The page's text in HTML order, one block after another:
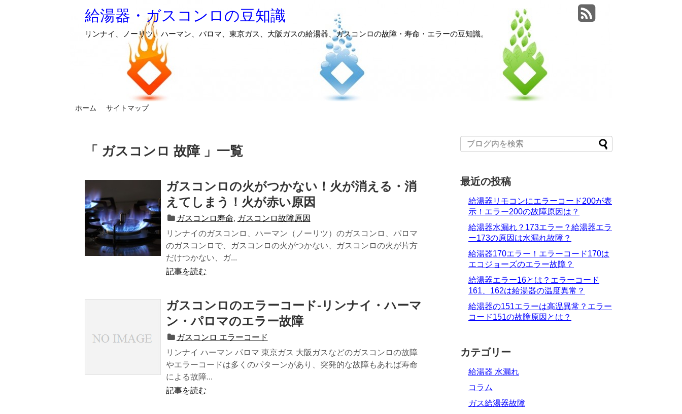
給湯器・ガスコンロの豆知識
リンナイ、ノーリツ、ハーマン、パロマ、東京ガス、大阪ガスの給湯器、ガスコンロの故障・寿命・エラーの豆知識。
ホーム サイトマップ
ガスコンロ 故障 一覧
ガスコンロの火がつかない！火が消える・消
えてしまう！火が赤い原因
ガスコンロ寿命, ガスコンロ故障原因
リンナイのガスコンロ、ハーマン（ノーリツ）のガスコンロ、パロマ
のガスコンロで、ガスコンロの火がつかない、ガスコンロの火が片方
だけつかない、ガ...
記事を読む
ガスコンロのエラーコード-リンナイ・ハーマ
ン・パロマのエラー故障
ガスコンロ エラーコード
リンナイ ハーマン パロマ 東京ガス 大阪ガスなどのガスコンロの故障
やエラーコードは多くのパターンがあり、突発的な故障もあれば寿命
による故障...
記事を読む
最近の投稿
給湯器リモコンにエラーコード200が表
示！エラー200の故障原因は？
給湯器水漏れ？173エラー？給湯器エラ
ー173の原因は水漏れ故障？
給湯器170エラー！エラーコード170は
エコジョーズのエラー故障？
給湯器エラー16とは？エラーコード
161、162は給湯器の温度異常？
給湯器の151エラーは高温異常？エラー
コード151の故障原因とは？
カテゴリー
給湯器 水漏れ
コラム
ガス給湯器故障